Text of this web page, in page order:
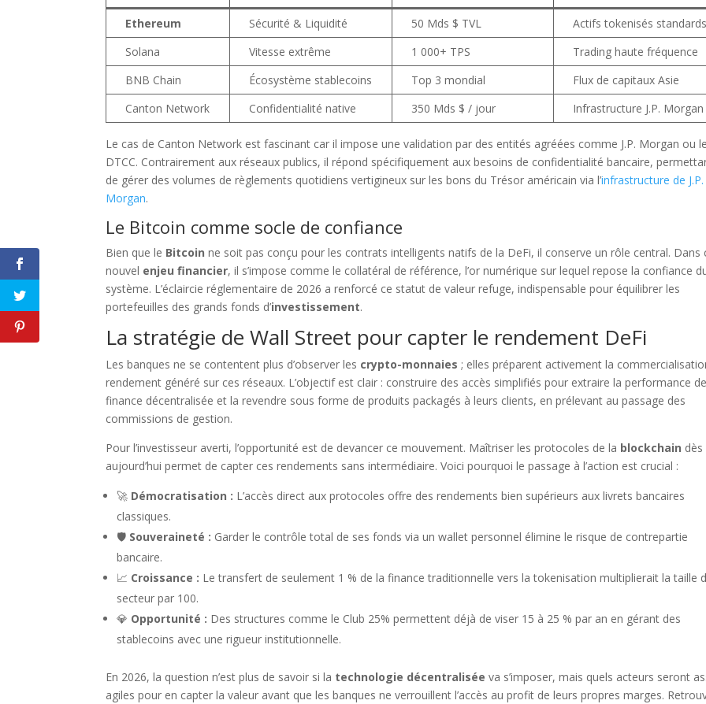
Ethereum Sécurité & Liquidité 50 Mds $ TVL
Actifs tokenisés standards
Solana
Vitesse extrême 1 000+ TPS
Trading haute fréquence
BNB Chain
Écosystème stablecoins Top 3 mondial
Flux de capitaux Asie
Canton Network
Confidentialité native 350 Mds $ / jour Infrastructure J.P. Morgan
Le cas de Canton Network est fascinant car il impose une validation par des entités agréées comme J.P. Morgan ou le
DTCC. Contrairement aux réseaux publics, il répond spécifiquement aux besoins de confidentialité bancaire,
de gérer des volumes de règlements quotidiens vertigineux sur les bons du Trésor américain via l’infrastructure de J.P.
Morgan.
Le Bitcoin comme socle de confiance
Bien que le Bitcoin ne soit pas conçu pour les contrats intelligents natifs de la DeFi, il conserve un rôle central. Dans
nouvel enjeu financier, il s’impose comme le collatéral de référence, l’or numérique sur lequel repose la confiance
système. L’éclaircie réglementaire de 2026 a renforcé ce statut de valeur refuge, indispensable pour équilibrer les
portefeuilles des grands fonds d’investissement.
La stratégie de Wall Street pour capter le rendement DeFi
Les banques ne se contentent plus d’observer les crypto-monnaies ; elles préparent activement la
rendement généré sur ces réseaux. L’objectif est clair : construire des accès simplifiés pour extraire la performance
finance décentralisée et la revendre sous forme de produits packagés à leurs clients, en prélevant au passage des
commissions de gestion.
Pour l’investisseur averti, l’opportunité est de devancer ce mouvement. Maîtriser les protocoles de la blockchain dès
aujourd’hui permet de capter ces rendements sans intermédiaire. Voici pourquoi le passage à l’action est crucial :
🚀 Démocratisation : L’accès direct aux protocoles offre des rendements bien supérieurs aux livrets bancaires
classiques.
🛡️ Souveraineté : Garder le contrôle total de ses fonds via un wallet personnel élimine le risque de contrepartie
bancaire.
📈 Croissance : Le transfert de seulement 1 % de la finance traditionnelle vers la tokenisation multiplierait la taille
secteur par 100.
💎 Opportunité : Des structures comme le Club 25% permettent déjà de viser 15 à 25 % par an en gérant des
stablecoins avec une rigueur institutionnelle.
En 2026, la question n’est plus de savoir si la technologie décentralisée va s’imposer, mais quels acteurs seront
agiles pour en capter la valeur avant que les banques ne verrouillent l’accès au profit de leurs propres marges.
Tout mon contenu est gratuit
Merci de m'aider à le partager !
Facebook